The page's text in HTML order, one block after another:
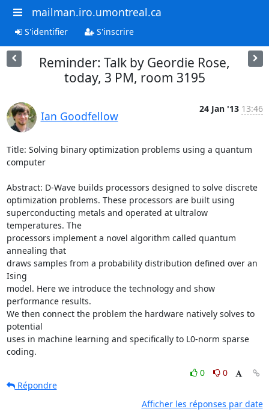
mailman.iro.umontreal.ca
S'identifier S'inscrire
Reminder: Talk by Geordie Rose,
today, 3 PM, room 3195
Ian Goodfellow
24 Jan '13 13:46
Title: Solving binary optimization problems using a quantum
computer
Abstract: D-Wave builds processors designed to solve discrete
optimization problems. These processors are built using
superconducting metals and operated at ultralow
temperatures. The
processors implement a novel algorithm called quantum
annealing that
draws samples from a probability distribution defined over an
Ising
model. Here we introduce the technology and show
performance results.
We then connect the problem the hardware natively solves to
potential
uses in machine learning and specifically to L0-norm sparse
coding.
0
0
Répondre
Afficher les réponses par date